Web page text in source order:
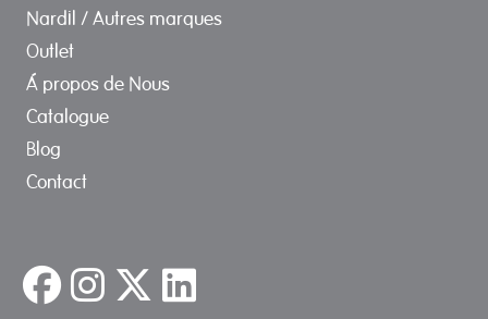
Nardil / Autres marques
Outlet
Á propos de Nous
Catalogue
Blog
Contact